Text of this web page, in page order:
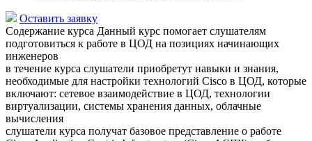
Оставить заявку
Содержание курса Данный курс помогает слушателям
подготовиться к работе в ЦОД на позициях начинающих
инженеров
в течение курса слушатели приобретут навыки и знания,
необходимые для настройки технологий Cisco в ЦОД, которые
включают: сетевое взаимодействие в ЦОД, технологии
виртуализации, системы хранения данных, облачные
вычисления
слушатели курса получат базовое представление о работе